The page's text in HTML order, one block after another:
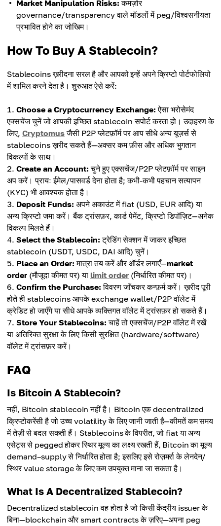
Market Manipulation Risks: कमज़ोर
governance/transparency वाले मॉडलों में peg/विश्वसनीयता
प्रभावित होने का जोखिम।
How To Buy A Stablecoin?
Stablecoins ख़रीदना सरल है और आपको इन्हें अपने क्रिप्टो पोर्टफोलियो
में शामिल करने देता है। शुरुआत ऐसे करें:
Choose a Cryptocurrency Exchange: ऐसा भरोसेमंद
एक्सचेंज चुनें जो आपकी इच्छित stablecoin सपोर्ट करता हो। उदाहरण के
लिए, Cryptomusजैसी P2P प्लेटफ़ॉर्म पर आप सीधे अन्य यूज़र्स से
stablecoins ख़रीद सकते हैं—अक्सर कम फ़ीस और अधिक भुगतान
विकल्पों के साथ।
Create an Account: चुने हुए एक्सचेंज/P2P प्लेटफ़ॉर्म पर साइन
अप करें। प्रायः ईमेल/पासवर्ड देना होता है; कभी-कभी पहचान सत्यापन
(KYC) भी आवश्यक होता है।
Deposit Funds: अपने अकाउंट में fiat (USD, EUR आदि) या
अन्य क्रिप्टो जमा करें। बैंक ट्रांसफ़र, कार्ड पेमेंट, क्रिप्टो डिपॉज़िट—अनेक
विकल्प मिलते हैं।
Select the Stablecoin: ट्रेडिंग सेक्शन में जाकर इच्छित
stablecoin (USDT, USDC, DAI आदि) चुनें।
Place an Order: मात्रा तय करें और ऑर्डर लगाएँ—market
order (मौजूदा कीमत पर) या limit order (निर्धारित कीमत पर)।
Confirm the Purchase: विवरण जाँचकर कन्फ़र्म करें। ख़रीद पूरी
होते ही stablecoins आपके exchange wallet/P2P वॉलेट में
क्रेडिट हो जाएँगे या सीधे आपके व्यक्तिगत वॉलेट में ट्रांसफ़र हो सकते हैं।
Store Your Stablecoins: चाहें तो एक्सचेंज/P2P वॉलेट में रखें
या अतिरिक्त सुरक्षा के लिए किसी सुरक्षित (hardware/software)
वॉलेट में ट्रांसफ़र करें।
FAQ
Is Bitcoin A Stablecoin?
नहीं, Bitcoin stablecoin नहीं है। Bitcoin एक decentralized
क्रिप्टोकरेंसी है जो उच्च volatility के लिए जानी जाती है—कीमतें कम समय
में तेज़ी से बदल सकती हैं। Stablecoins के विपरीत, जो fiat या अन्य
एसेट्स से pegged होकर स्थिर मूल्य का लक्ष्य रखती हैं, Bitcoin का मूल्य
demand–supply से निर्धारित होता है; इसलिए इसे रोज़मर्रा के लेनदेन/
स्थिर value storage के लिए कम उपयुक्त माना जा सकता है।
What Is A Decentralized Stablecoin?
Decentralized stablecoin वह होता है जो किसी केंद्रीय issuer के
बिना—blockchain और smart contracts के ज़रिए—अपना peg